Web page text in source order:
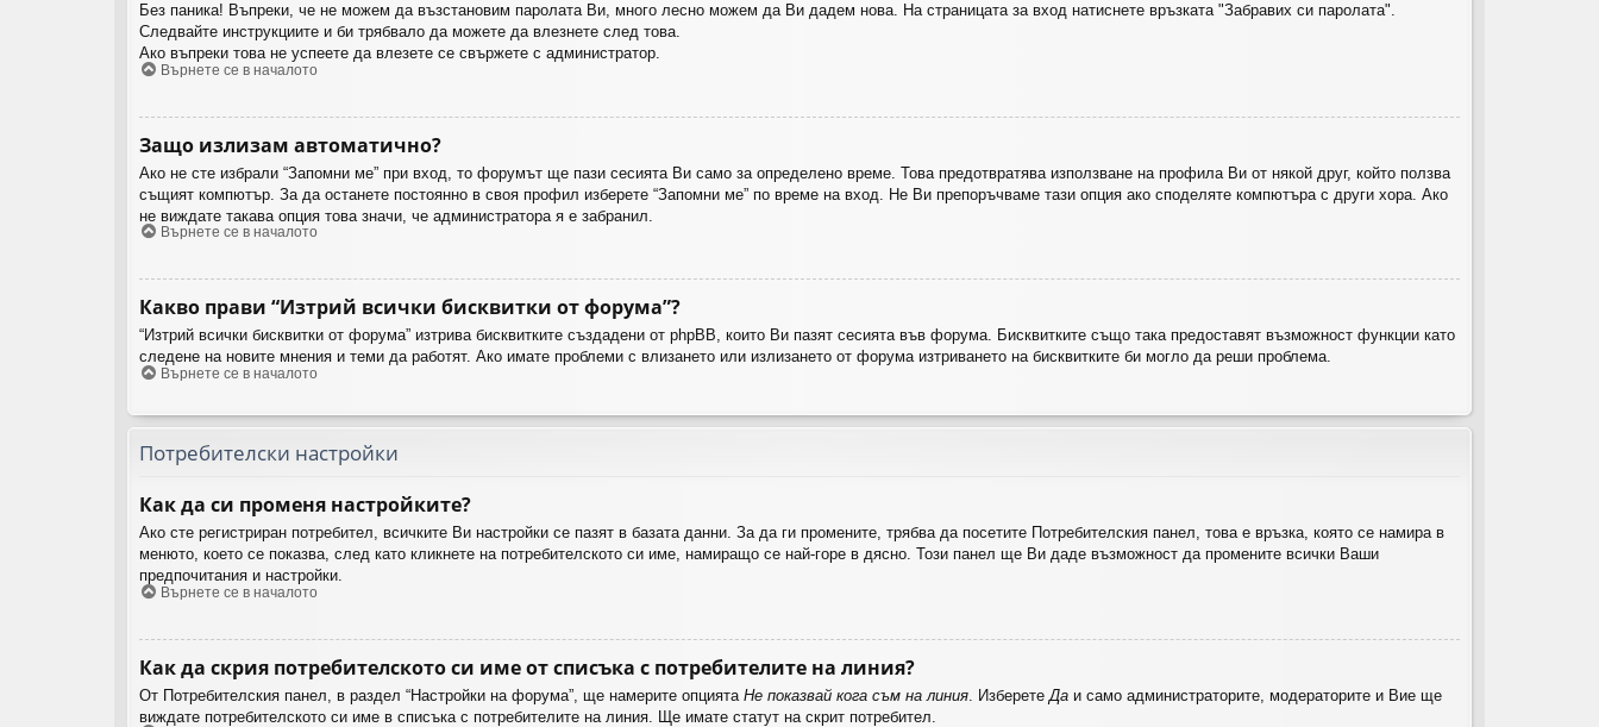
Без паника! Въпреки, че не можем да възстановим паролата Ви, много лесно можем да Ви дадем нова. На страницата за вход натиснете връзката "Забравих си паролата".
Следвайте инструкциите и би трябвало да можете да влезнете след това.
Ако въпреки това не успеете да влезете се свържете с администратор.
Върнете се в началото
Защо излизам автоматично?
Ако не сте избрали “Запомни ме” при вход, то форумът ще пази сесията Ви само за определено време. Това предотвратява използване на профила Ви от някой друг, който ползва
същият компютър. За да останете постоянно в своя профил изберете “Запомни ме” по време на вход. Не Ви препоръчваме тази опция ако споделяте компютъра с други хора. Ако
не виждате такава опция това значи, че администратора я е забранил.
Върнете се в началото
Какво прави “Изтрий всички бисквитки от форума”?
“Изтрий всички бисквитки от форума” изтрива бисквитките създадени от phpBB, които Ви пазят сесията във форума. Бисквитките също така предоставят възможност функции като
следене на новите мнения и теми да работят. Ако имате проблеми с влизането или излизането от форума изтриването на бисквитките би могло да реши проблема.
Върнете се в началото
Потребителски настройки
Как да си променя настройките?
Ако сте регистриран потребител, всичките Ви настройки се пазят в базата данни. За да ги промените, трябва да посетите Потребителския панел, това е връзка, която се намира в
менюто, което се показва, след като кликнете на потребителското си име, намиращо се най-горе в дясно. Този панел ще Ви даде възможност да промените всички Ваши
предпочитания и настройки.
Върнете се в началото
Как да скрия потребителското си име от списъка с потребителите на линия?
От Потребителския панел, в раздел “Настройки на форума”, ще намерите опцията Не показвай кога съм на линия . Изберете Да и само администраторите, модераторите и Вие ще
виждате потребителското си име в списъка с потребителите на линия. Ще имате статут на скрит потребител.